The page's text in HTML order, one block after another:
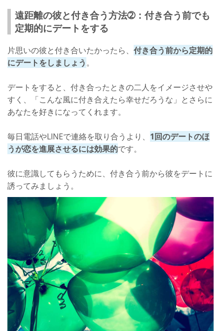
遠距離の彼と付き合う方法➁：付き合う前でも
定期的にデートをする
片思いの彼と付き合いたかったら、 付き合う前から定期的
にデートをしましょう。
デートをすると、付き合ったときの二人をイメージさせや
すく、「こんな風に付き合えたら幸せだろうな」とさらに
あなたを好きになってくれます。
毎日電話やLINEで連絡を取り合うより、 1回のデートのほ
うが恋を進展させるには効果的です。
彼に意識してもらうために、付き合う前から彼をデートに
誘ってみましょう。